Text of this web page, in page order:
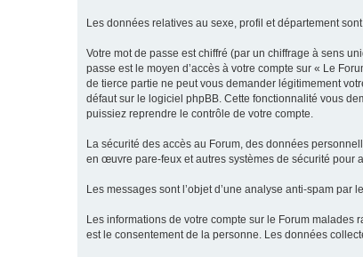
Les données relatives au sexe, profil et département
Votre mot de passe est chiffré (par un chiffrage à sens
passe est le moyen d’accès à votre compte sur « Le
de tierce partie ne peut vous demander légitimement
défaut sur le logiciel phpBB. Cette fonctionnalité vous
puissiez reprendre le contrôle de votre compte.
La sécurité des accès au Forum, des données
en œuvre pare-feux et autres systèmes de sécurité pour
Les messages sont l’objet d’une analyse anti-spam
Les informations de votre compte sur le Forum
est le consentement de la personne. Les données